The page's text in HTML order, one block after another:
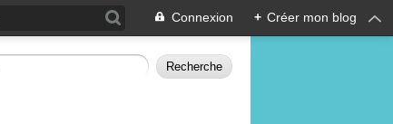
Connexion + Créer mon blog